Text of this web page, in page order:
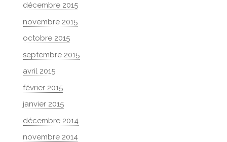
décembre 2015
novembre 2015
octobre 2015
septembre 2015
avril 2015
février 2015
janvier 2015
décembre 2014
novembre 2014